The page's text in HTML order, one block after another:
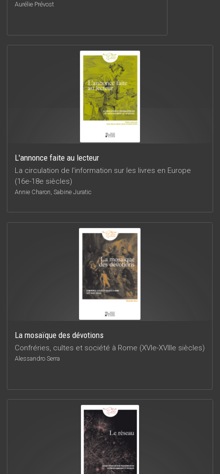
Aurélie Prévost
L'annonce faite au lecteur
La circulation de l'information sur les livres en Europe
(16e-18e siècles)
Annie Charon, Sabine Juratic
La mosaïque des dévotions
Confréries, cultes et société à Rome (XVIe-XVIIIe siècles)
Alessandro Serra